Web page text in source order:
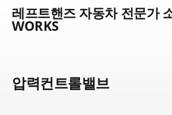
레프트핸즈 자동차 전문가
WORKS
압력컨트롤밸브